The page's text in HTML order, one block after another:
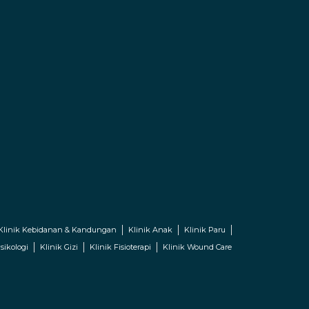
Kebidanan & Kandungan Klinik Anak
Klinik Paru
Klinik Gizi Klinik Fisioterapi Klinik Wound Care